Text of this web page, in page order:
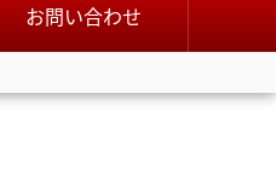
お問い合わせ